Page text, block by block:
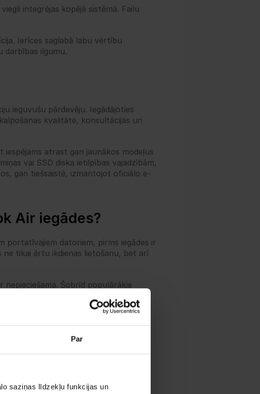
Par
saziņas līdzekļu funkcijas un
integrējas kopējā sistēmā. Failu
Ierīces saglabā labu vērtību
darbības ilgumu.
ieguvušu pārdevēju. Iegādājoties
kvalitāte, konsultācijas un
iespējams atrast gan jaunākos modeļus
vai SSD diska ietilpības vajadzībām,
gan tiešsaistē, izmantojot oficiālo e-
Air iegādes?
portatīvajiem datoriem, pirms iegādes ir
ne tikai ērtu ikdienas lietošanu, bet arī
Šobrīd populārākie
izmantots tikai ikdienas
lietotājiem, kuri strādā intensīvi,
Air modeļiem parasti ir 8 GB RAM
lielākiem failiem, video montāžu vai
ietilpībai ir liela nozīme. Lielāka
ilgtermiņā dators būs ērtāks